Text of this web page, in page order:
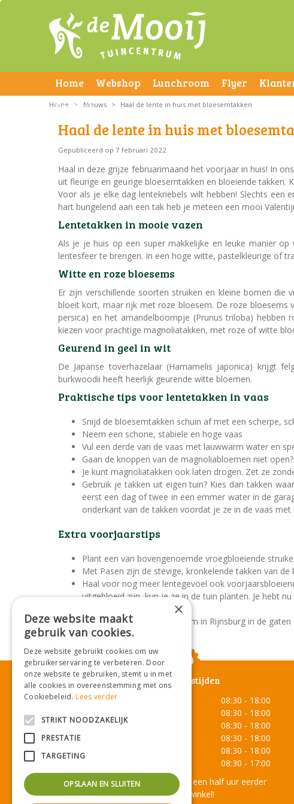
Home Webshop Lunchroom Flyer
Contact
Home > Nieuws > Haal de lente in huis met bloesemtakken
Haal de lente in huis met
Gepubliceerd op 7 februari 2022
Haal in deze grijze februarimaand het voorjaar in huis! In
uit fleurige en geurige bloesemtakken en bloeiende
Voor als je elke dag lentekriebels wilt hebben! Slechts
hart bungelend aan een tak heb je meteen een mooi
Lentetakken in mooie vazen
Als je je huis op een super makkelijke en leuke manier
lentesfeer te brengen. In een hoge witte, pastelkleurige of
Witte en roze bloesems
Er zijn verschillende soorten struiken en kleine bomen
bloeit kort, maar rijk met roze bloesem. De roze bloesems
persica) en het amandelboompje (Prunus triloba)
kiezen voor prachtige magnoliatakken, met roze of witte
Geurend in geel in wit
De Japanse toverhazelaar (Hamamelis japonica) krijgt
burkwoodii heeft heerlijk geurende witte bloemen.
Praktische tips voor lentetakken in vaas
Snijd de bloesemtakken schuin af met een scherpe,
Neem een schone, stabiele en hoge vaas
Vul een derde van de vaas met lauwwarm water en
Gaan de knoppen van de magnoliabloemen niet
Je kunt magnoliatakken ook laten drogen. Zet ze
Gebruik je takken uit eigen tuin? Kies dan takken
eerst een dag of twee in een emmer water in de
onderkant van de takken voordat je ze in de vaas
Extra voorjaarstips
Plant een van bovengenoemde vroegbloeiende
Met Pasen zijn de stevige, kronkelende takken van
Haal voor nog meer lentegevoel ook
uitgebloeid zijn, kun je ze in de tuin planten. Je hebt
Houd deze site van ons tuincentrum in Rijnsburg in de
Openingstijden
Maandag
08:30 - 18:00
08:30 - 18:00
Woensdag
08:30 - 18:00
08:30 - 18:00
08:30 - 18:00
08:30 - 17:00
Onze lunchroom sluit een half uur eerder
dan de winkel!
×
Deze website maakt
gebruik van cookies.
Deze website gebruikt cookies om uw
gebruikerservaring te verbeteren. Door
onze website te gebruiken, stemt u in met
alle cookies in overeenstemming met ons
Cookiebeleid.Lees verder
STRIKT NOODZAKELIJK
PRESTATIE
TARGETING
OPSLAAN EN SLUITEN